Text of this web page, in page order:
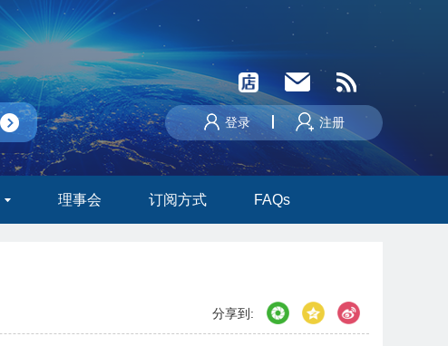
登录 注册
理事会 订阅方式 FAQs
分享到: